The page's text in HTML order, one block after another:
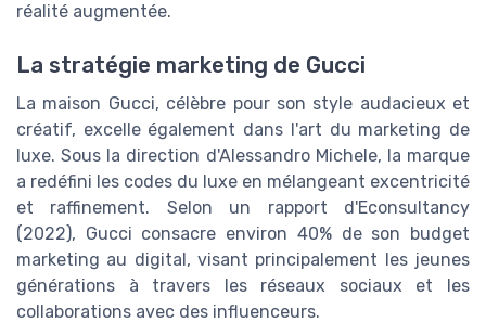
réalité augmentée.
La stratégie marketing de Gucci
La maison Gucci, célèbre pour son style audacieux et
créatif, excelle également dans l'art du marketing de
luxe. Sous la direction d'Alessandro Michele, la marque
a redéfini les codes du luxe en mélangeant excentricité
et raffinement. Selon un rapport d'Econsultancy
(2022), Gucci consacre environ 40% de son budget
marketing au digital, visant principalement les jeunes
générations à travers les réseaux sociaux et les
collaborations avec des influenceurs.